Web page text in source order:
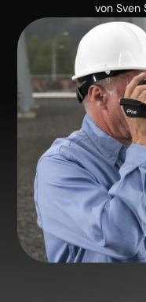
von Sven